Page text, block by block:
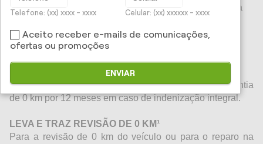
150 mil. Com vantagens exclusivas que facilitam o dia a
VANTAGENS:
REPOSIÇÃO DE O KM POR ATÉ 1 ANO
Você poderá contratar e estender a cobertura da garantia
de 0 km por 12 meses em caso de indenização integral.
LEVA E TRAZ REVISÃO DE 0 KM¹
Para a revisão de 0 km do veículo ou para o reparo na
Telefone: (xx) xxxx - xxxx Celular: (xx) xxxxxx - xxxx
Aceito receber e-mails de comunicações,
ofertas ou promoções
ENVIAR